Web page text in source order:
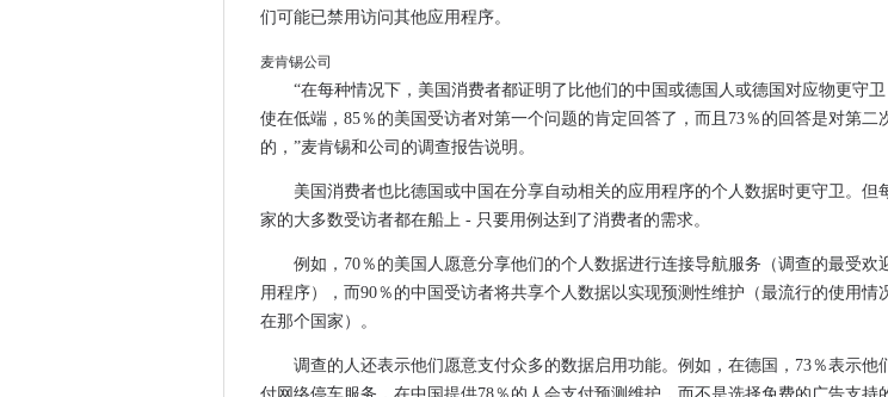
调查的一半美国企业承认遭受赎金软件攻击
瑞典缩短了网络防御措施
语音援助技术变得情绪化
您是Google帐户持有人吗 以下是防止黑客入侵的方法
揭穿关于边缘计算的网络安全误解
谷歌将打击英国的在线金融诈骗
周一晚上多名用户面临中断后谷歌恢复服务
Telegram的新功能刚刚增加了巨大的价值——从群组视频通话到屏幕共享
们可能已禁用访问其他应用程序。
麦肯锡公司
“在每种情况下，美国消费者都证明了比他们的中国或德国人或德国对应物更守
使在低端，85％的美国受访者对第一个问题的肯定回答了，而且73％的回答是对第二
的，”麦肯锡和公司的调查报告说明。
美国消费者也比德国或中国在分享自动相关的应用程序的个人数据时更守卫。但
家的大多数受访者都在船上 - 只要用例达到了消费者的需求。
例如，70％的美国人愿意分享他们的个人数据进行连接导航服务（调查的最受欢
用程序），而90％的中国受访者将共享个人数据以实现预测性维护（最流行的使用情
在那个国家）。
调查的人还表示他们愿意支付众多的数据启用功能。例如，在德国，73％表示他